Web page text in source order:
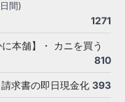
間)
1271
本舗】・ カニを買う
810
求書の即日現金化 393